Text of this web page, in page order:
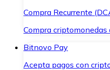
Compra Recurrente
Compra criptomonedas
Bitnovo Pay
Acepta pagos con